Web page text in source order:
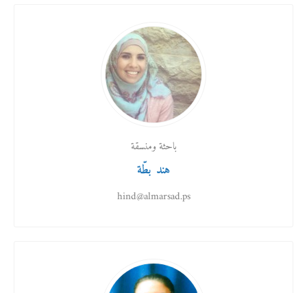
باحثة ومنسقة
هند بطّة
hind@almarsad.ps